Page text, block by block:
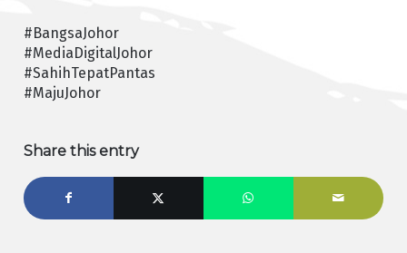
#BangsaJohor
#MediaDigitalJohor
#SahihTepatPantas
#MajuJohor
Share this entry